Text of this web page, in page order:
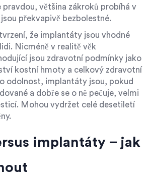
pravdou, většina zákroků probíhá v
překvapivě bezbolestné.
že implantáty jsou vhodné
Nicméně v realitě věk
jsou zdravotní podmínky jako
kostní hmoty a celkový zdravotní
odolnost, implantáty jsou, pokud
a dobře se o ně pečuje, velmi
Mohou vydržet celé desetiletí
implantáty – jak